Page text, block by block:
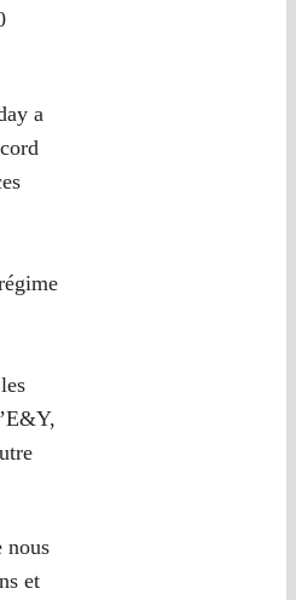
a
nous
et